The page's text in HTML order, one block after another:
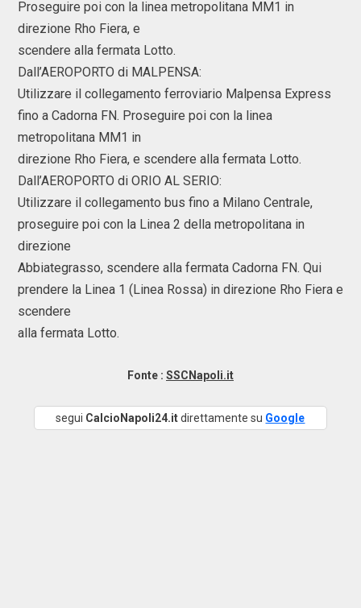
Proseguire poi con la linea metropolitana MM1 in
direzione Rho Fiera, e
scendere alla fermata Lotto.
Dall’AEROPORTO di MALPENSA:
Utilizzare il collegamento ferroviario Malpensa Express
fino a Cadorna FN. Proseguire poi con la linea
metropolitana MM1 in
direzione Rho Fiera, e scendere alla fermata Lotto.
Dall’AEROPORTO di ORIO AL SERIO:
Utilizzare il collegamento bus fino a Milano Centrale,
proseguire poi con la Linea 2 della metropolitana in
direzione
Abbiategrasso, scendere alla fermata Cadorna FN. Qui
prendere la Linea 1 (Linea Rossa) in direzione Rho Fiera e
scendere
alla fermata Lotto.
Fonte : SSCNapoli.it
segui CalcioNapoli24.itdirettamente su Google